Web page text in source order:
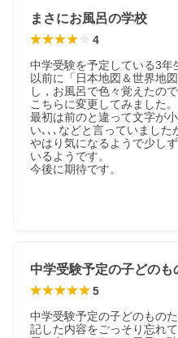
まさにお風呂の学校
4
中学受験を予定している3年
以前に「日本地図＆世界地
し，お風呂で色々覚えたので
こちらに変更してみました。
最初は前のと違って文字が
い､､､などと言っていました
やはり気になるようで少し
いるようです。
今後に期待です。
5
中学受験予定の子どのもの
記した内容をごっそり忘れ